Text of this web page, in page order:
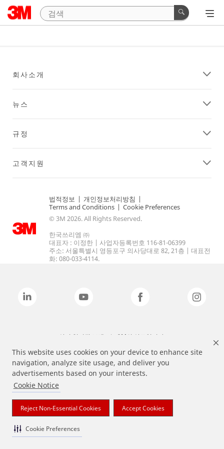
This website uses cookies on your device to enhance site
navigation, analyze site usage, and deliver you
advertisements based on your interests.
Cookie Notice
Reject Non-Essential Cookies Accept Cookies
Cookie Preferences
회사소개
뉴스
규정
고객지원
법적정보 | 개인정보처리방침 |
Terms and Conditions | Cookie Preferences
© 3M 2026. All Rights Reserved.
한국쓰리엠 ㈜
대표자 : 이정한 | 사업자등록번호 116-81-06399
주소: 서울특별시 영등포구 의사당대로 82, 21층 | 대표전
화: 080-033-4114.
상기 열거된 브랜드는 3M의 상표입니다.